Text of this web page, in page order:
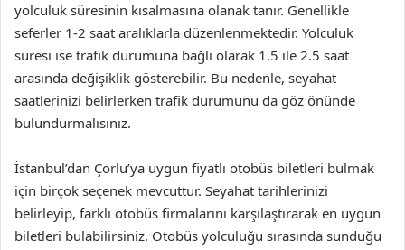
yolculuk süresinin kısalmasına olanak tanır. Genellikle
seferler 1-2 saat aralıklarla düzenlenmektedir. Yolculuk
süresi ise trafik durumuna bağlı olarak 1.5 ile 2.5 saat
arasında değişiklik gösterebilir. Bu nedenle, seyahat
saatlerinizi belirlerken trafik durumunu da göz önünde
bulundurmalısınız.
İstanbul’dan Çorlu’ya uygun fiyatlı otobüs biletleri bulmak
için birçok seçenek mevcuttur. Seyahat tarihlerinizi
belirleyip, farklı otobüs firmalarını karşılaştırarak en uygun
biletleri bulabilirsiniz. Otobüs yolculuğu sırasında sunduğu